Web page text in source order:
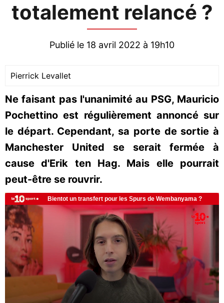
totalement relancé ?
Publié le 18 avril 2022 à 19h10
Pierrick Levallet
Ne faisant pas l'unanimité au PSG, Mauricio
Pochettino est régulièrement annoncé sur
le départ. Cependant, sa porte de sortie à
Manchester United se serait fermée à
cause d'Erik ten Hag. Mais elle pourrait
peut-être se rouvrir.